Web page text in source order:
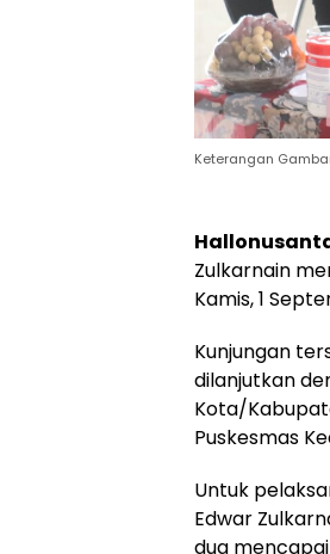
Keterangan
Zulkarnain
Kamis, 1
Kunjungan
dilanjutkan
Kota/
Puskesmas
Untuk
Edwar
dua
Hukum
Tega!
Sosok
Pembunuh
di Deli
Ternyata
Korban